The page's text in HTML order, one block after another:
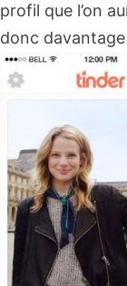
profil que l’on
donc